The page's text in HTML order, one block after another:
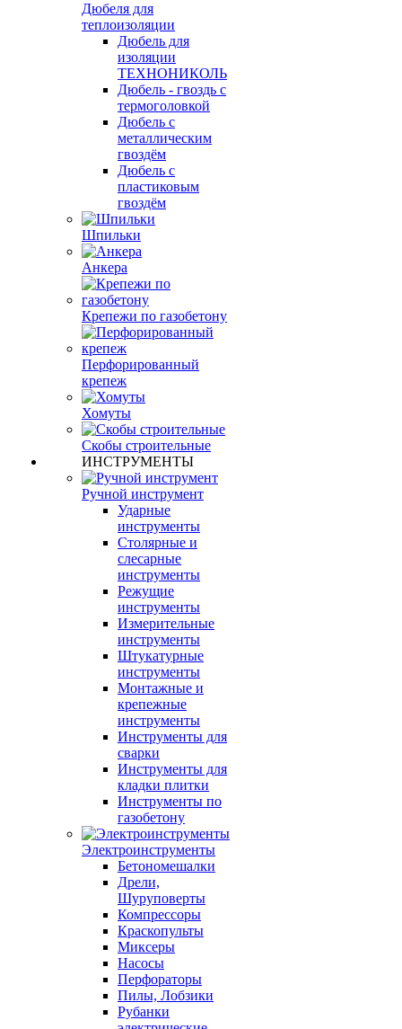
Дюбеля для
теплоизоляции
Дюбель для
изоляции
ТЕХНОНИКОЛЬ
Дюбель - гвоздь с
термоголовкой
Дюбель с
металлическим
гвоздём
Дюбель с
пластиковым
гвоздём
Шпильки
Анкера
Крепежи по газобетону
Перфорированный
крепеж
Хомуты
Скобы строительные
ИНСТРУМЕНТЫ
Ручной инструмент
Ударные
инструменты
Столярные и
слесарные
инструменты
Режущие
инструменты
Измерительные
инструменты
Штукатурные
инструменты
Монтажные и
крепежные
инструменты
Инструменты для
сварки
Инструменты для
кладки плитки
Инструменты по
газобетону
Электроинструменты
Бетономешалки
Дрели,
Шуруповерты
Компрессоры
Краскопульты
Миксеры
Насосы
Перфораторы
Пилы, Лобзики
Рубанки